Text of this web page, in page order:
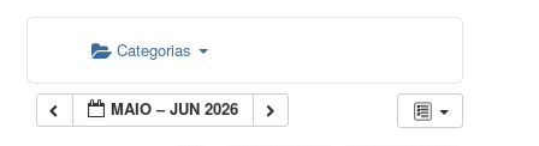
Categorias
MAIO – JUN 2026